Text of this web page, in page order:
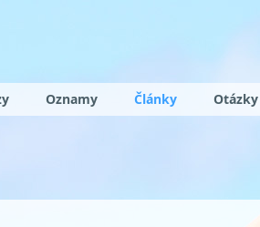
Oznamy Články